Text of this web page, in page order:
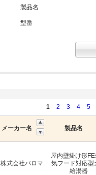
製品名
型番
1
2 3 4 5
メーカー名 製品名
株式会社パロマ
屋内壁掛け形
気フード対応型
給湯器